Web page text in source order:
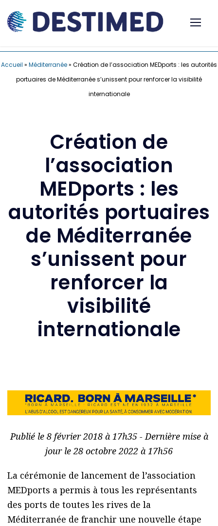
Accueil » Méditerranée» Création de l’association MEDports : les autorités
portuaires de Méditerranée s’unissent pour renforcer la visibilité
internationale
Création de
l’association
MEDports : les
autorités portuaires
de Méditerranée
s’unissent pour
renforcer la
visibilité
internationale
Publié le 8 février 2018 à 17h35 - Dernière mise à
jour le 28 octobre 2022 à 17h56
La cérémonie de lancement de l’association
MEDports a permis à tous les représentants
des ports de toutes les rives de la
Méditerranée de franchir une nouvelle étape